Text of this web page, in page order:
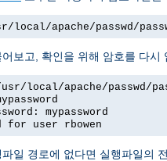
local/apache/passwd/
보고, 확인을 위해 암호를 다시
local/apache/passwd/
mypassword
for user rbowen
파일 경로에 없다면 실행파일의